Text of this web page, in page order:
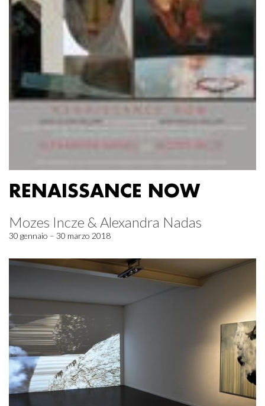
RENAISSANCE NOW
Mozes Incze & Alexandra Nadas
30 gennaio – 30 marzo 2018